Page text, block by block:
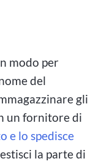
modo per
del
gli
un fornitore di
e lo spedisce
la parte di